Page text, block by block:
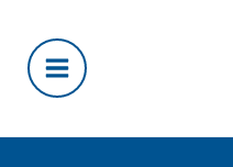
contenu